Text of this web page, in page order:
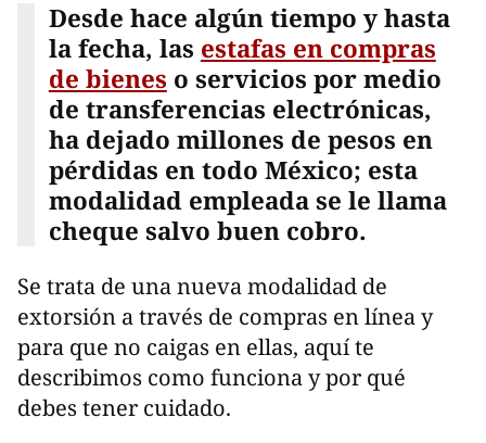
Desde hace algún tiempo y hasta
la fecha, las estafas en compras
de bienes o servicios por medio
de transferencias electrónicas,
ha dejado millones de pesos en
pérdidas en todo México; esta
modalidad empleada se le llama
cheque salvo buen cobro.
Se trata de una nueva modalidad de
extorsión a través de compras en línea y
para que no caigas en ellas, aquí te
describimos como funciona y por qué
debes tener cuidado.